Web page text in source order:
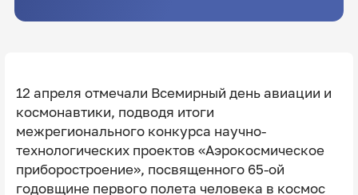
12 апреля отмечали Всемирный день авиации и
космонавтики, подводя итоги
межрегионального конкурса научно-
технологических проектов «Аэрокосмическое
приборостроение», посвященного 65-ой
годовщине первого полета человека в космос